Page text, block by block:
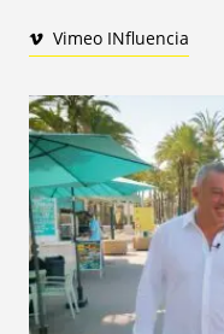
Vimeo INfluencia